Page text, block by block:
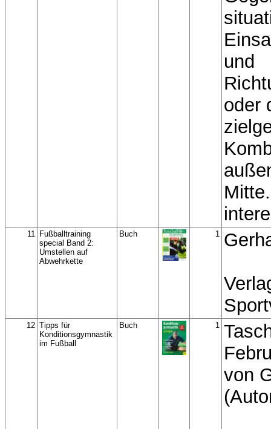
und
oder
11 Fußballtraining
special Band 2:
Umstellen auf
Abwehrkette
Buch 1
12 Tipps für
Konditionsgymnastik
im Fußball
Buch 1
von